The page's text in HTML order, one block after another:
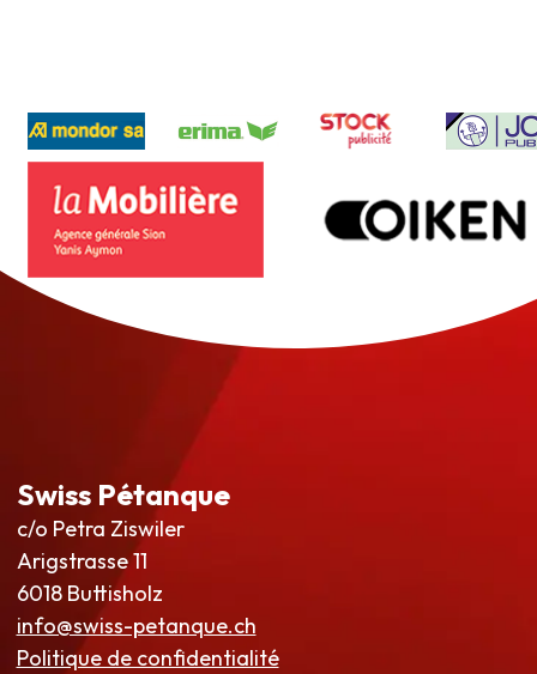
Swiss Pétanque
c/o Petra Ziswiler
Arigstrasse 11
6018 Buttisholz
info@swiss-petanque.ch
Politique de confidentialité